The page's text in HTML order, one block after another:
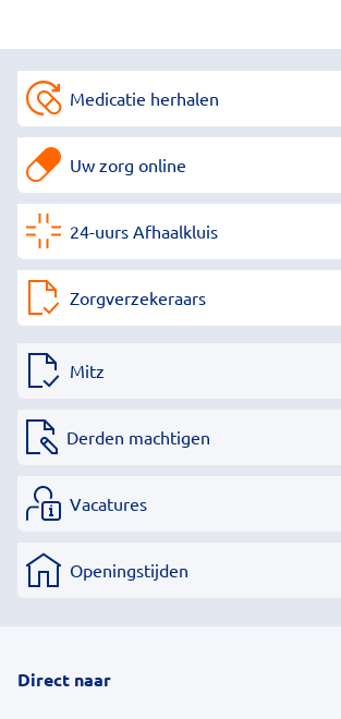
Medicatie herhalen
Uw zorg online
24-uurs Afhaalkluis
Zorgverzekeraars
Mitz
Derden machtigen
Vacatures
Openingstijden
Direct naar